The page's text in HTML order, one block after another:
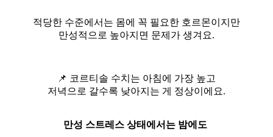
적당한 수준에서는 몸에 꼭 필요한 호르몬이지만
만성적으로 높아지면 문제가 생겨요.
📌 코르티솔 수치는 아침에 가장 높고
저녁으로 갈수록 낮아지는 게 정상이에요.
만성 스트레스 상태에서는 밤에도